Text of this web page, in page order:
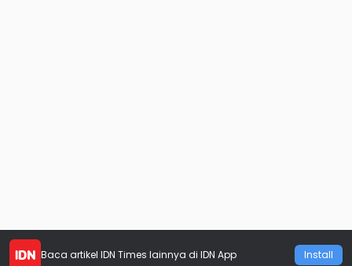
Baca artikel IDN Times lainnya di IDN App Install